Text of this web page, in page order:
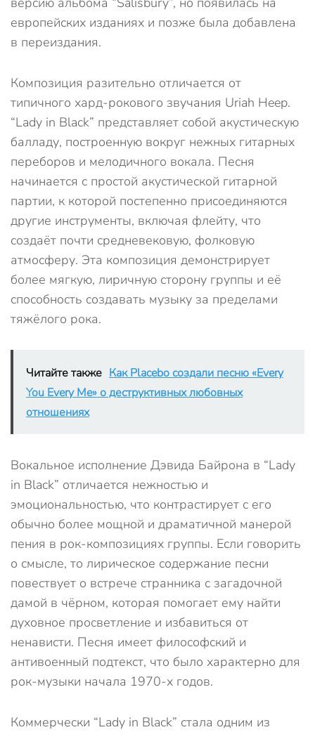
европейских изданиях и позже была добавлена
в переиздания.
Композиция разительно отличается от
типичного хард-рокового звучания Uriah Heep.
“Lady in Black” представляет собой акустическую
балладу, построенную вокруг нежных гитарных
переборов и мелодичного вокала. Песня
начинается с простой акустической гитарной
партии, к которой постепенно присоединяются
другие инструменты, включая флейту, что
создаёт почти средневековую, фолковую
атмосферу. Эта композиция демонстрирует
более мягкую, лиричную сторону группы и её
способность создавать музыку за пределами
тяжёлого рока.
Читайте также Как Placebo создали песню «Every
You Every Me» о деструктивных любовных
отношениях
Вокальное исполнение Дэвида Байрона в “Lady
in Black” отличается нежностью и
эмоциональностью, что контрастирует с его
обычно более мощной и драматичной манерой
пения в рок-композициях группы. Если говорить
о смысле, то лирическое содержание песни
повествует о встрече странника с загадочной
дамой в чёрном, которая помогает ему найти
духовное просветление и избавиться от
ненависти. Песня имеет философский и
антивоенный подтекст, что было характерно для
рок-музыки начала 1970-х годов.
Коммерчески “Lady in Black” стала одним из